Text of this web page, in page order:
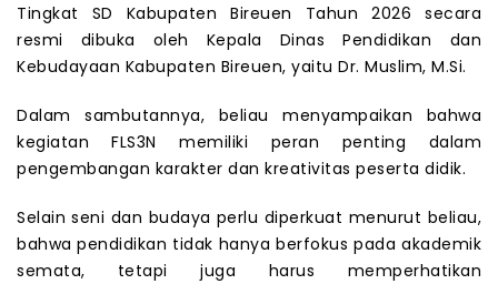
Tingkat SD Kabupaten Bireuen Tahun 2026 secara
resmi dibuka oleh Kepala Dinas Pendidikan dan
Kebudayaan Kabupaten Bireuen, yaitu Dr. Muslim, M.Si.
Dalam sambutannya, beliau menyampaikan bahwa
kegiatan FLS3N memiliki peran penting dalam
pengembangan karakter dan kreativitas peserta didik.
Selain seni dan budaya perlu diperkuat menurut beliau,
bahwa pendidikan tidak hanya berfokus pada akademik
semata, tetapi juga harus memperhatikan